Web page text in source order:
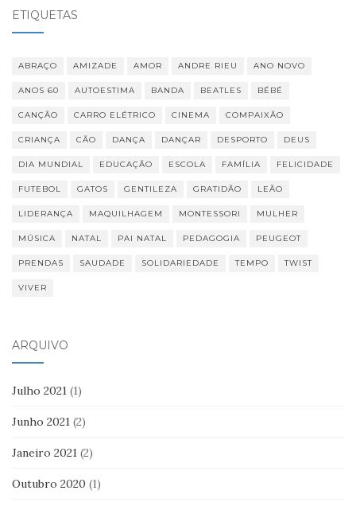
ETIQUETAS
ABRAÇO AMIZADE AMOR ANDRE RIEU ANO NOVO
ANOS 60 AUTOESTIMA BANDA BEATLES BÉBÉ
CANÇÃO CARRO ELÉTRICO CINEMA COMPAIXÃO
CRIANÇA CÃO DANÇA DANÇAR DESPORTO DEUS
DIA MUNDIAL EDUCAÇÃO ESCOLA FAMÍLIA FELICIDADE
FUTEBOL GATOS GENTILEZA GRATIDÃO LEÃO
LIDERANÇA MAQUILHAGEM MONTESSORI MULHER
MÚSICA NATAL PAI NATAL PEDAGOGIA PEUGEOT
PRENDAS SAUDADE SOLIDARIEDADE TEMPO TWIST
VIVER
ARQUIVO
Julho 2021 (1)
Junho 2021 (2)
Janeiro 2021 (2)
Outubro 2020 (1)